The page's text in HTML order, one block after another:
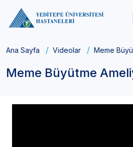
Ana Sayfa Videolar Meme
Meme Büyütme